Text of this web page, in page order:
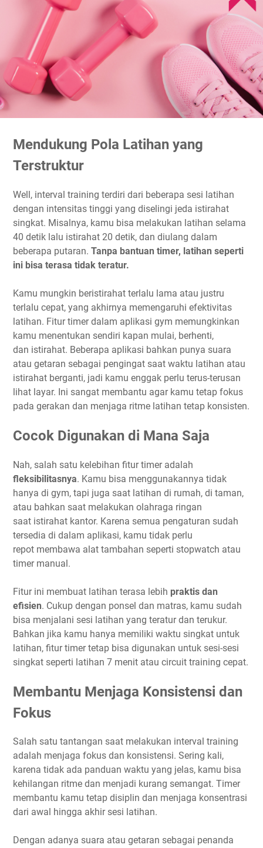
Mendukung Pola Latihan yang
Terstruktur
Well, interval training terdiri dari beberapa sesi latihan
dengan intensitas tinggi yang diselingi jeda istirahat
singkat. Misalnya, kamu bisa melakukan latihan selama
40 detik lalu istirahat 20 detik, dan diulang dalam
beberapa putaran. Tanpa bantuan timer, latihan seperti
ini bisa terasa tidak teratur.
Kamu mungkin beristirahat terlalu lama atau justru
terlalu cepat, yang akhirnya memengaruhi efektivitas
latihan. Fitur timer dalam aplikasi gym memungkinkan
kamu menentukan sendiri kapan mulai, berhenti,
dan istirahat. Beberapa aplikasi bahkan punya suara
atau getaran sebagai pengingat saat waktu latihan atau
istirahat berganti, jadi kamu enggak perlu terus-terusan
lihat layar. Ini sangat membantu agar kamu tetap fokus
pada gerakan dan menjaga ritme latihan tetap konsisten.
Cocok Digunakan di Mana Saja
Nah, salah satu kelebihan fitur timer adalah
fleksibilitasnya. Kamu bisa menggunakannya tidak
hanya di gym, tapi juga saat latihan di rumah, di taman,
atau bahkan saat melakukan olahraga ringan
saat istirahat kantor. Karena semua pengaturan sudah
tersedia di dalam aplikasi, kamu tidak perlu
repot membawa alat tambahan seperti stopwatch atau
timer manual.
Fitur ini membuat latihan terasa lebih praktis dan
efisien. Cukup dengan ponsel dan matras, kamu sudah
bisa menjalani sesi latihan yang teratur dan terukur.
Bahkan jika kamu hanya memiliki waktu singkat untuk
latihan, fitur timer tetap bisa digunakan untuk sesi-sesi
singkat seperti latihan 7 menit atau circuit training cepat.
Membantu Menjaga Konsistensi dan
Fokus
Salah satu tantangan saat melakukan interval training
adalah menjaga fokus dan konsistensi. Sering kali,
karena tidak ada panduan waktu yang jelas, kamu bisa
kehilangan ritme dan menjadi kurang semangat. Timer
membantu kamu tetap disiplin dan menjaga konsentrasi
dari awal hingga akhir sesi latihan.
Dengan adanya suara atau getaran sebagai penanda